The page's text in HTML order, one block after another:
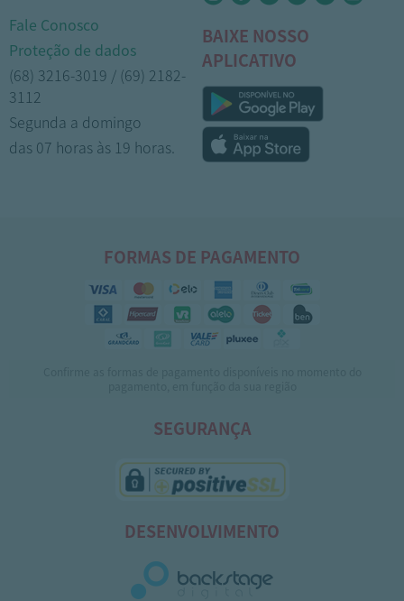
Fale Conosco
Proteção de dados
(68) 3216-3019 / (69) 2182-
3112
Segunda a domingo
das 07 horas às 19 horas.
BAIXE NOSSO
APLICATIVO
FORMAS DE PAGAMENTO
SEGURANÇA
DESENVOLVIMENTO